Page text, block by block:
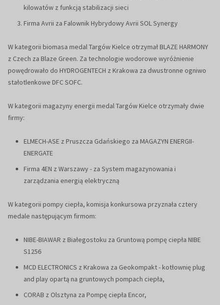
kilowatów z funkcją stabilizacji sieci
Firma Avrii za Falownik Hybrydowy Avrii SOL Synergy
W kategorii biomasa medal Targów Kielce otrzymał BLAZE HARMONY
z Czech za Blaze Green. Za technologie wodorowe wyróżnienie
powędrowało do HYDROGENTECH z Krakowa za dwustronne ogniwo
stałotlenkowe DFC SOFC.
W kategorii magazyny energii medal Targów Kielce otrzymały dwie
firmy:
ELMECH-ASE z Pruszcza Gdańskiego za MAGAZYN ENERGII-
ENERGATE
Firma 4EN z Warszawy - za System magazynowania i
zarządzania energią elektryczną
W kategorii pompy ciepła, komisja konkursowa przyznała cztery
medale następującym firmom:
NIBE-BIAWAR z Białegostoku za Gruntową pompę ciepła NIBE
S1256
MCD ELECTRONICS z Krakowa za Geokompakt - kotłownię plug
and play opartą na gruntowych pompach ciepła,
CORAB z Olsztyna za Pompę ciepła Encor,